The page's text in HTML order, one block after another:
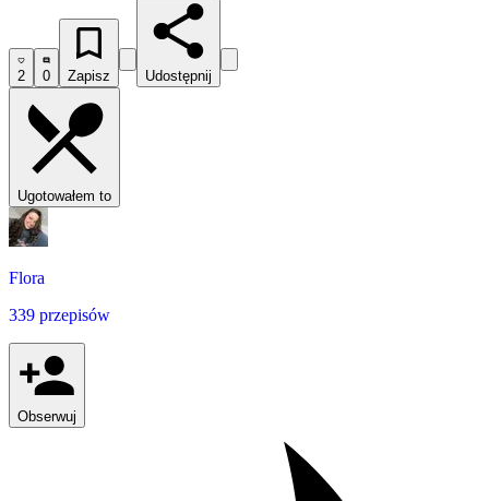
2 0 Zapisz Udostępnij
Ugotowałem to
Flora
339 przepisów
Obserwuj